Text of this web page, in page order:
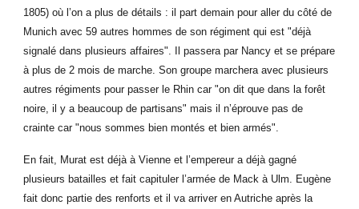
1805) où l’on a plus de détails : il part demain pour aller du côté de
Munich avec 59 autres hommes de son régiment qui est "déjà
signalé dans plusieurs affaires". Il passera par Nancy et se prépare
à plus de 2 mois de marche. Son groupe marchera avec plusieurs
autres régiments pour passer le Rhin car "on dit que dans la forêt
noire, il y a beaucoup de partisans" mais il n’éprouve pas de
crainte car "nous sommes bien montés et bien armés".
En fait, Murat est déjà à Vienne et l’empereur a déjà gagné
plusieurs batailles et fait capituler l’armée de Mack à Ulm. Eugène
fait donc partie des renforts et il va arriver en Autriche après la